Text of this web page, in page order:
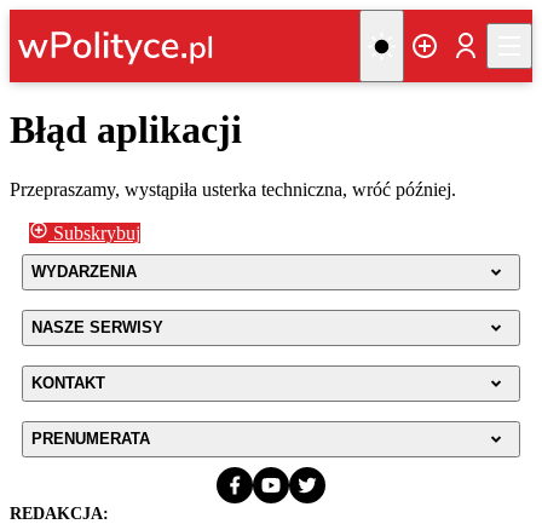
Błąd aplikacji
Przepraszamy, wystąpiła usterka techniczna, wróć później.
Subskrybuj
WYDARZENIA
NASZE SERWISY
KONTAKT
PRENUMERATA
REDAKCJA: